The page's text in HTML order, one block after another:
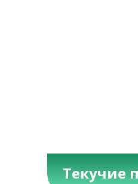
Текучие